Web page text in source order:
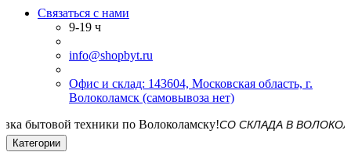
Связаться с нами
9-19 ч
info@shopbyt.ru
Офис и склад: 143604, Московская область, г.
Волоколамск (самовывоза нет)
СО СКЛАДА В
Категории